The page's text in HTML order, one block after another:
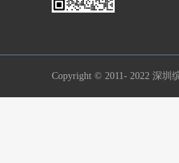
Copyright © 2011- 2022 深圳